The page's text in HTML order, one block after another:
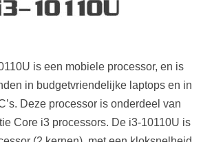
is een mobiele processor, en is
in budgetvriendelijke laptops en in
Deze processor is onderdeel van
Core i3 processors. De i3-10110U is